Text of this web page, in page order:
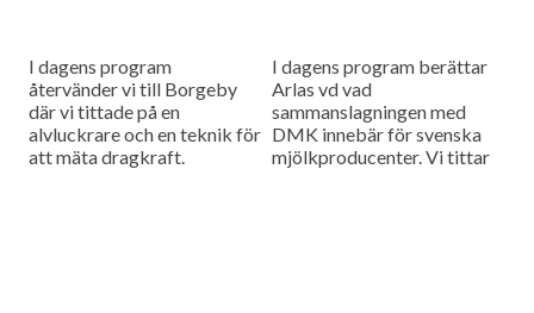
I dagens program
återvänder vi till Borgeby
där vi tittade på en
alvluckrare och en teknik för
att mäta dragkraft.
I dagens program berättar
Arlas vd vad
sammanslagningen med
DMK innebär för svenska
mjölkproducenter. Vi tittar